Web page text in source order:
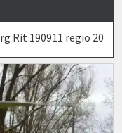
Rit 190911 regio 20